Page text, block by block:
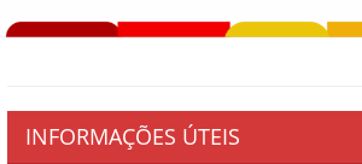
INFORMAÇÕES ÚTEIS